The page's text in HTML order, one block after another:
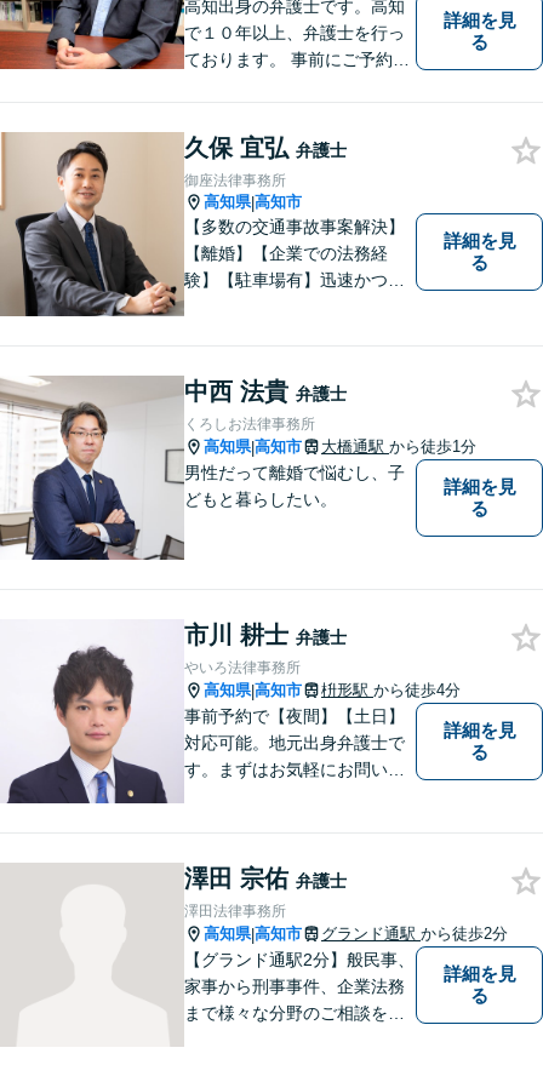
高知出身の弁護士です。高知
で１０年以上、弁護士を行っ
ております。 事前にご予約を
詳細を見
る
久保 宜弘 弁護士
御座法律事務所
高知県|高知市
【多数の交通事故事案解決】
【離婚】【企業での法務経
験】【駐車場有】迅速かつ丁
い。
詳細を見
る
中西 法貴 弁護士
くろしお法律事務所
高知県|高知市 大橋通駅 から徒歩1分
男性だって離婚で悩むし、子
どもと暮らしたい。
詳細を見
る
市川 耕士 弁護士
やいろ法律事務所
高知県|高知市 枡形駅 から徒歩4分
事前予約で【夜間】【土日】
対応可能。地元出身弁護士で
す。まずはお気軽にお問い合
詳細を見
る
澤田 宗佑 弁護士
澤田法律事務所
高知県|高知市 グランド通駅 から徒歩2分
【グランド通駅2分】般民事、
家事から刑事事件、企業法務
まで様々な分野のご相談を受
詳細を見
る